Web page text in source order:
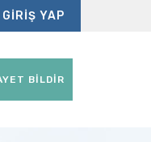
GIRIŞ YAP
BİLDİR